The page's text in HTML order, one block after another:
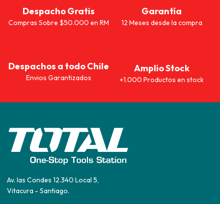
Despacho Gratis
Compras Sobre $50.000 en RM
Garantía
12 Meses desde la compra
Despachos a todo Chile
Envios Garantizados
Amplio Stock
+1.000 Productos en stock
Av. las Condes 12.340 Local 5,
Vitacura - Santiago.